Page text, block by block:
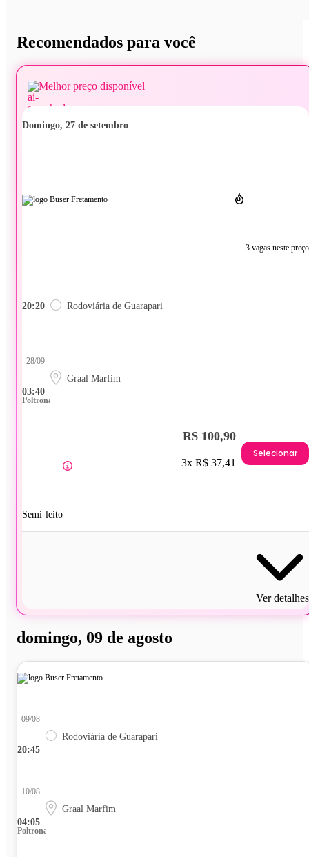
Recomendados para você
Melhor preço disponível
domingo, 27 de setembro
3 vagas neste preço
20:20 Rodoviária de Guarapari
03:40
28/09
Graal Marfim
Poltrona
Semi-leito
R$ 100,90
3x R$ 37,41
Selecionar
Ver detalhes
domingo, 09 de agosto
20:45
09/08
Rodoviária de Guarapari
04:05
10/08
Graal Marfim
Poltrona